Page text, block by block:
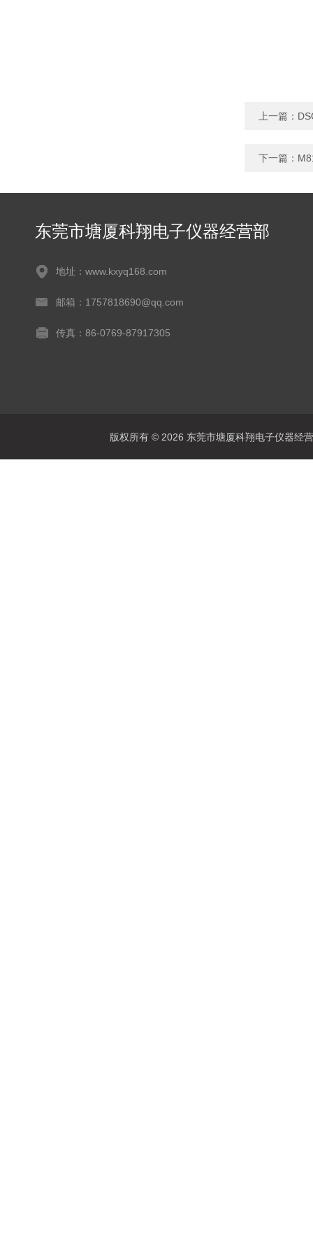
上一篇：
下一篇：
东莞市塘厦科翔电子仪器经营部
地址：www.kxyq168.com
邮箱：1757818690@qq.com
传真：86-0769-87917305
版权所有 © 2026 东莞市塘厦科翔电子仪器